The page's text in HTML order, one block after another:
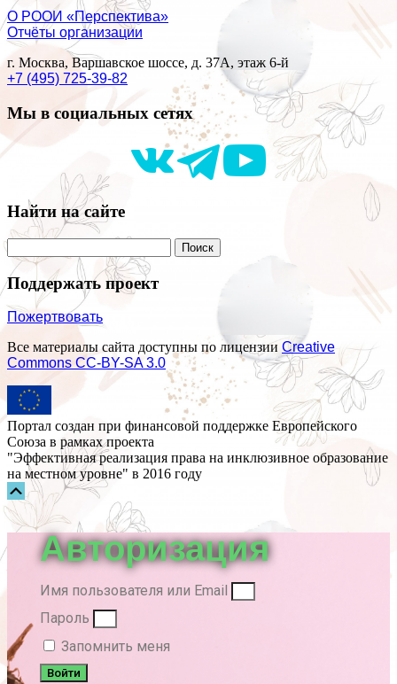
О РООИ «Перспектива»
Отчёты организации
г. Москва, Варшавское шоссе, д. 37А, этаж 6-й
+7 (495) 725-39-82
Мы в социальных сетях
Найти на сайте
Поддержать проект
Пожертвовать
Все материалы сайта доступны по лицензии Creative
Commons СС-BY-SA 3.0
Портал создан при финансовой поддержке Европейского
Союза в рамках проекта
"Эффективная реализация права на инклюзивное образование
на местном уровне" в 2016 году
Прокрутка
вверх
Авторизация
Имя пользователя или Email
Пароль
Запомнить меня
Войти